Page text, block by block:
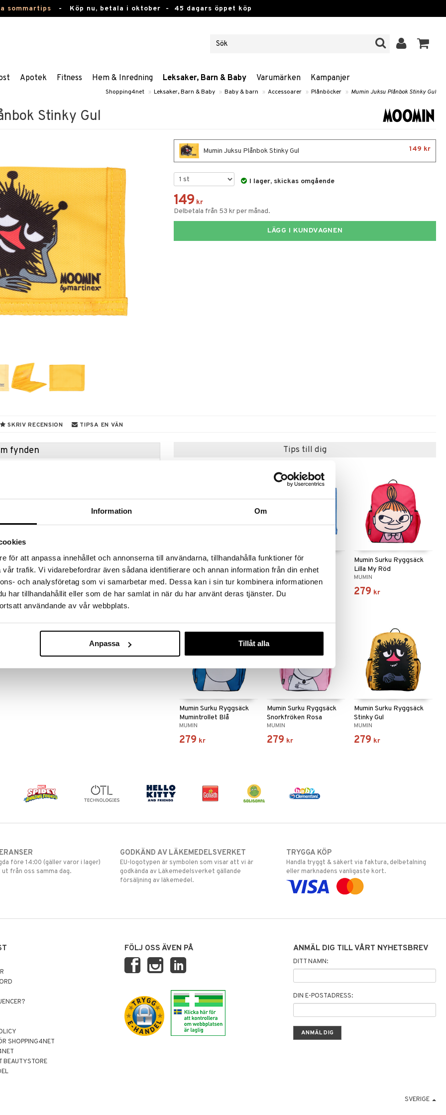
Information Om
för att anpassa innehållet och annonserna till användarna, tillhandahålla funktioner för
trafik. Vi vidarebefordrar även sådana identifierare och annan information från din enhet
och analysföretag som vi samarbetar med. Dessa kan i sin tur kombinera informationen
har tillhandahållit eller som de har samlat in när du har använt deras tjänster. Du
användande av vår webbplats.
Anpassa Tillåt alla
sommartips - Köp nu, betala i oktober - 45 dagars öppet köp
Apotek Fitness Hem & Inredning Leksaker, Barn & Baby Varumärken Kampanjer
Shopping4net » Leksaker, Barn & Baby » Baby & barn » Accessoarer » Plånböcker » Mumin Juksu Plånbok Stinky Gul
Stinky Gul
Mumin Juksu Plånbok Stinky Gul 149 kr
I lager, skickas omgående
149 kr
Delbetala från 53 kr per månad.
LÄGG I KUNDVAGNEN
SKRIV RECENSION TIPSA EN VÄN
fynden
fram till 31/8-2026, men var snabb - dina
kan fort ta slut!
»
polyestercanvas, med den finurliga Stinky.
och fack för ID-kort och sedlar. Stängs med
Tips till dig
Mumin Juksu Plånbok Lilla
My Röd
MUMIN
149 kr
Mumin Juksu Plånbok
Mumin Blå
MUMIN
149 kr
Mumin Surku Ryggsäck
Lilla My Röd
MUMIN
279 kr
Mumin Surku Ryggsäck
Mumintrollet Blå
MUMIN
279 kr
Mumin Surku Ryggsäck
Snorkfröken Rosa
MUMIN
279 kr
Mumin Surku Ryggsäck
Stinky Gul
MUMIN
279 kr
före 14:00 (gäller varor i lager)
från oss samma dag.
GODKÄND AV LÄKEMEDELSVERKET
EU-logotypen är symbolen som visar att vi är
godkända av Läkemedelsverket gällande
försäljning av läkemedel.
TRYGGA KÖP
Handla tryggt & säkert via faktura, delbetalning
eller marknadens vanligaste kort.
SHOPPING4NET
BEAUTYSTORE
FÖLJ OSS ÄVEN PÅ ANMÄL DIG TILL VÅRT NYHETSBREV
DITT NAMN:
DIN E-POSTADRESS:
SVERIGE